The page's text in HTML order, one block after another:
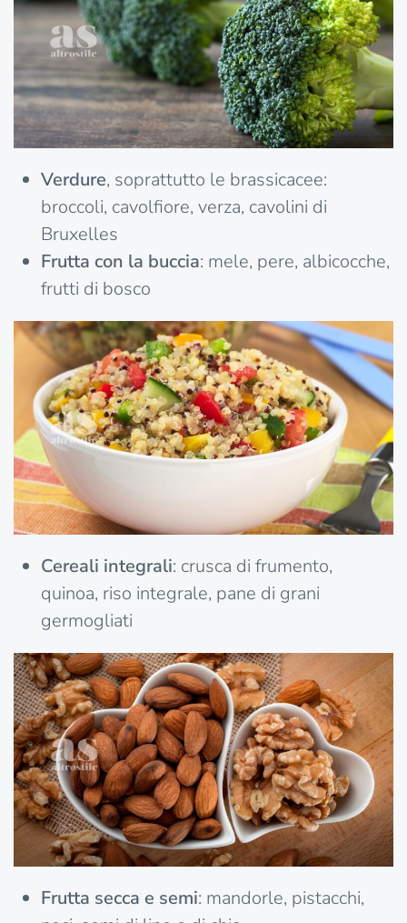
Verdure, soprattutto le brassicacee:
broccoli, cavolfiore, verza, cavolini di
Bruxelles
Frutta con la buccia: mele, pere, albicocche,
frutti di bosco
Cereali integrali: crusca di frumento,
quinoa, riso integrale, pane di grani
germogliati
Frutta secca e semi: mandorle, pistacchi,